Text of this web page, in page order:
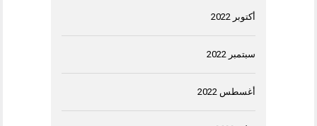
أكتوبر 2022
سبتمبر 2022
أغسطس 2022